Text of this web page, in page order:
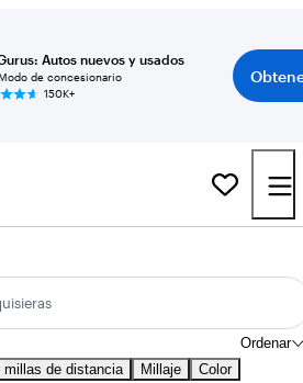
Autos nuevos y usados
de concesionario
150K+
Ordenar
millas de distancia Millaje Color